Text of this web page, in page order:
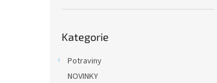
kategorie
Kategorie
Potraviny
NOVINKY